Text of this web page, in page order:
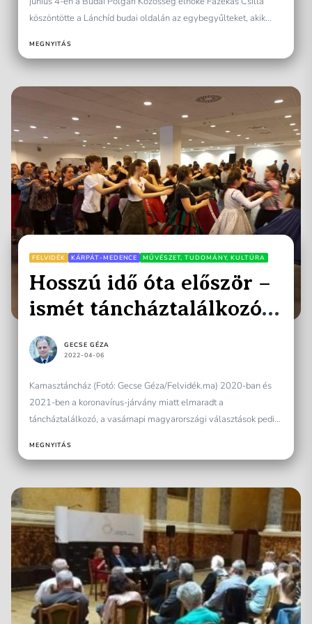
köszöntötte a Lánchíd budai oldalán az egybegyűlteket, akik...
MEGNYITÁS
FELVIDÉK KÁRPÁT-MEDENCE MŰVÉSZET, TUDOMÁNY, KULTÚRA
Hosszú idő óta először –
ismét táncháztalálkozó –
immár 41. alkalommal!
GECSE GÉZA
2022-04-06
Kamasztáncház (Fotó: Gecse Géza/Felvidék.ma) 2020-ban és
2021-ben a koronavírus-járvány miatt elmaradt a
táncháztalálkozó, a vasárnapi magyarországi választások pedig
MEGNYITÁS